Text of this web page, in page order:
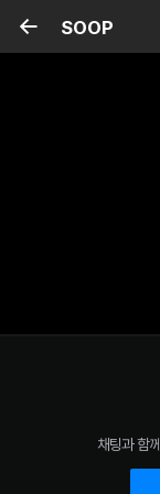
SOOP
채팅과 함께